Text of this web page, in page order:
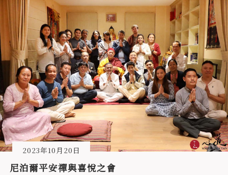
2023年10月20日
尼泊爾平安禪與喜悅之會